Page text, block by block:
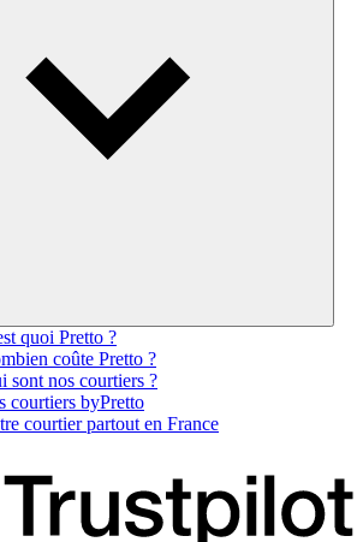
quoi Pretto ?
coûte Pretto ?
sont nos courtiers ?
courtiers byPretto
courtier partout en France